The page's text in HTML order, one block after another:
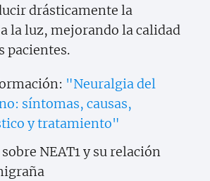
drásticamente la
la luz, mejorando la calidad
pacientes.
"Neuralgia del
síntomas, causas,
y tratamiento"
NEAT1 y su relación